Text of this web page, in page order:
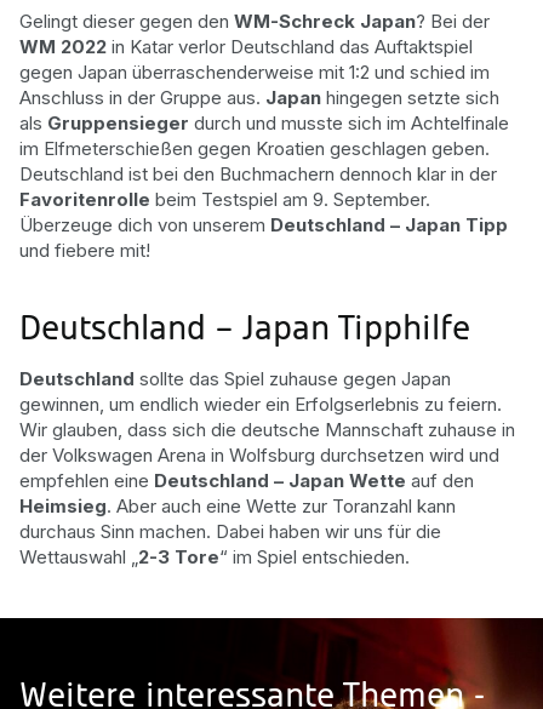
Gelingt dieser gegen den WM-Schreck Japan? Bei der
WM 2022 in Katar verlor Deutschland das Auftaktspiel
gegen Japan überraschenderweise mit 1:2 und schied im
Anschluss in der Gruppe aus. Japan hingegen setzte sich
als Gruppensieger durch und musste sich im Achtelfinale
im Elfmeterschießen gegen Kroatien geschlagen geben.
Deutschland ist bei den Buchmachern dennoch klar in der
Favoritenrolle beim Testspiel am 9. September.
Überzeuge dich von unserem Deutschland – Japan Tipp
und fiebere mit!
Deutschland – Japan Tipphilfe
Deutschland sollte das Spiel zuhause gegen Japan
gewinnen, um endlich wieder ein Erfolgserlebnis zu feiern.
Wir glauben, dass sich die deutsche Mannschaft zuhause in
der Volkswagen Arena in Wolfsburg durchsetzen wird und
empfehlen eine Deutschland – Japan Wette auf den
Heimsieg. Aber auch eine Wette zur Toranzahl kann
durchaus Sinn machen. Dabei haben wir uns für die
Wettauswahl „2-3 Tore“ im Spiel entschieden.
Weitere interessante Themen -